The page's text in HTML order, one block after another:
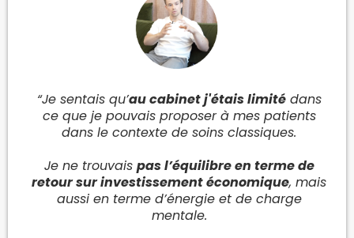
“Je sentais qu’au cabinet j'étais limitédans
ce que je pouvais proposer à mes patients
dans le contexte de soins classiques.
Je ne trouvais pas l’équilibre en terme de
retour sur investissement économique, mais
aussi en terme d’énergie et de charge
mentale.